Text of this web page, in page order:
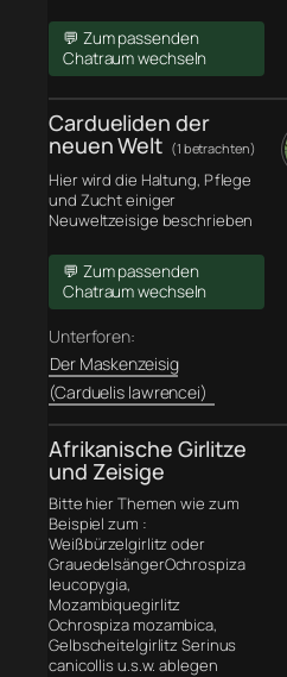
💬 Zum passenden
Chatraum wechseln
Cardueliden der
neuen Welt (1 betrachten)
Hier wird die Haltung, Pflege
und Zucht einiger
Neuweltzeisige beschrieben
💬 Zum passenden
Chatraum wechseln
Unterforen:
Der Maskenzeisig
(Carduelis lawrencei)
Afrikanische Girlitze
und Zeisige
Bitte hier Themen wie zum
Beispiel zum :
Weißbürzelgirlitz oder
GrauedelsängerOchrospiza
leucopygia,
Mozambiquegirlitz
Ochrospiza mozambica,
Gelbscheitelgirlitz Serinus
canicollis u.s.w. ablegen